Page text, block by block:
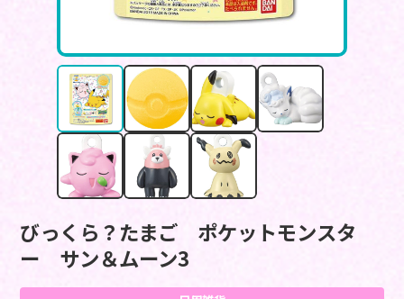
びっくら？たまご ポケットモンスタ
ー サン＆ムーン3